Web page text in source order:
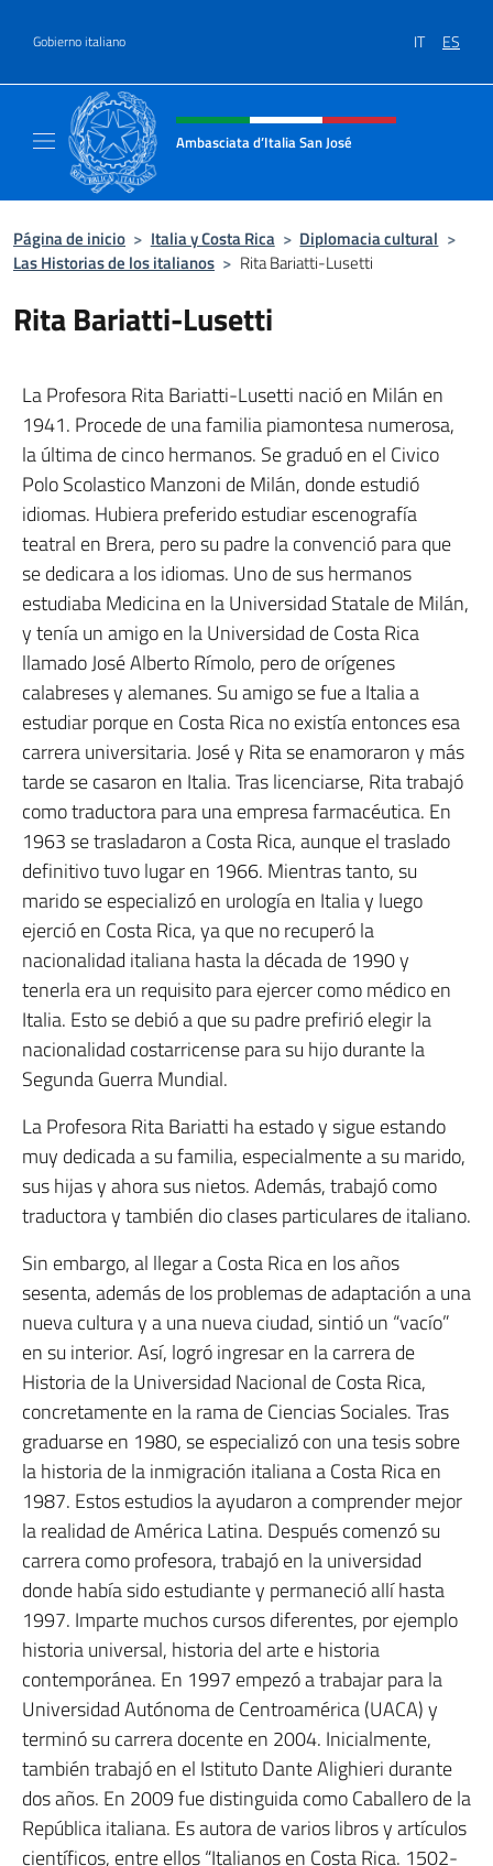
Gobierno italiano IT ES
Encabezado del sitio web,
Ambasciata d’Italia San José
Página de inicio > Italia y Costa Rica > Diplomacia cultural >
Las Historias de los italianos > Rita Bariatti-Lusetti
Rita Bariatti-Lusetti
La Profesora Rita Bariatti-Lusetti nació en Milán en
1941. Procede de una familia piamontesa numerosa,
la última de cinco hermanos. Se graduó en el Civico
Polo Scolastico Manzoni de Milán, donde estudió
idiomas. Hubiera preferido estudiar escenografía
teatral en Brera, pero su padre la convenció para que
se dedicara a los idiomas. Uno de sus hermanos
estudiaba Medicina en la Universidad Statale de Milán,
y tenía un amigo en la Universidad de Costa Rica
llamado José Alberto Rímolo, pero de orígenes
calabreses y alemanes. Su amigo se fue a Italia a
estudiar porque en Costa Rica no existía entonces esa
carrera universitaria. José y Rita se enamoraron y más
tarde se casaron en Italia. Tras licenciarse, Rita trabajó
como traductora para una empresa farmacéutica. En
1963 se trasladaron a Costa Rica, aunque el traslado
definitivo tuvo lugar en 1966. Mientras tanto, su
marido se especializó en urología en Italia y luego
ejerció en Costa Rica, ya que no recuperó la
nacionalidad italiana hasta la década de 1990 y
tenerla era un requisito para ejercer como médico en
Italia. Esto se debió a que su padre prefirió elegir la
nacionalidad costarricense para su hijo durante la
Segunda Guerra Mundial.
La Profesora Rita Bariatti ha estado y sigue estando
muy dedicada a su familia, especialmente a su marido,
sus hijas y ahora sus nietos. Además, trabajó como
traductora y también dio clases particulares de italiano.
Sin embargo, al llegar a Costa Rica en los años
sesenta, además de los problemas de adaptación a una
nueva cultura y a una nueva ciudad, sintió un “vacío”
en su interior. Así, logró ingresar en la carrera de
Historia de la Universidad Nacional de Costa Rica,
concretamente en la rama de Ciencias Sociales. Tras
graduarse en 1980, se especializó con una tesis sobre
la historia de la inmigración italiana a Costa Rica en
1987. Estos estudios la ayudaron a comprender mejor
la realidad de América Latina. Después comenzó su
carrera como profesora, trabajó en la universidad
donde había sido estudiante y permaneció allí hasta
1997. Imparte muchos cursos diferentes, por ejemplo
historia universal, historia del arte e historia
contemporánea. En 1997 empezó a trabajar para la
Universidad Autónoma de Centroamérica (UACA) y
terminó su carrera docente en 2004. Inicialmente,
también trabajó en el Istituto Dante Alighieri durante
dos años. En 2009 fue distinguida como Caballero de la
República italiana. Es autora de varios libros y artículos
científicos, entre ellos “Italianos en Costa Rica. 1502-